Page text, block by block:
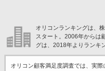
オリコンランキングは、
スタート。2006年からは
グは、2018年よりランキ
オリコン顧客満足度調査では、実